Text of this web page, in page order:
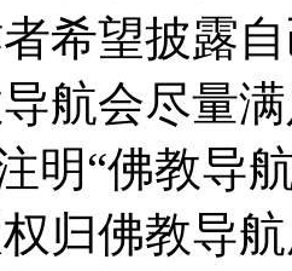
希望披露
航会尽量
明“佛教导
归佛教导